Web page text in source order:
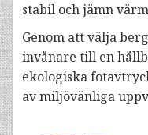
stabil och jämn
Genom att välja
invånare till en
ekologiska
av miljövänliga